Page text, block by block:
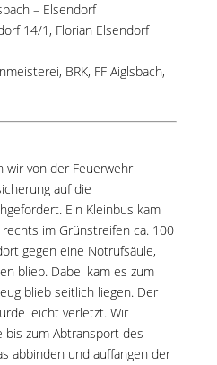
– Elsendorf
14/1 , Florian Elsendorf
BRK, FF Aiglsbach,
wir von der Feuerwehr
auf die
Ein Kleinbus kam
im Grünstreifen ca. 100
gegen eine Notrufsäule,
blieb. Dabei kam es zum
blieb seitlich liegen. Der
leicht verletzt. Wir
zum Abtransport des
abbinden und auffangen der